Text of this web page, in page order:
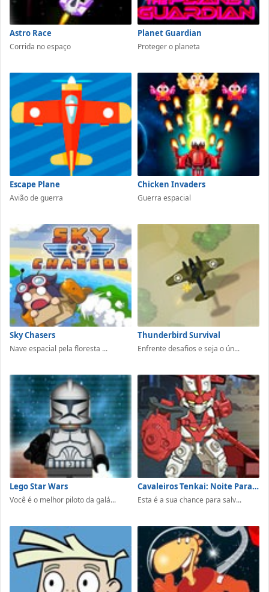
Astro Race
Corrida no espaço
Planet Guardian
Proteger o planeta
Escape Plane
Avião de guerra
Chicken Invaders
Guerra espacial
Sky Chasers
Nave espacial pela floresta ...
Thunderbird Survival
Enfrente desafios e seja o ún...
Lego Star Wars
Você é o melhor piloto da galá...
Cavaleiros Tenkai: Noite Para Redenção
Esta é a sua chance para salv...